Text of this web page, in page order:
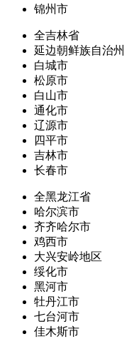
锦州市
全吉林省
延边朝鲜族自治州
白城市
松原市
白山市
通化市
辽源市
四平市
吉林市
长春市
全黑龙江省
哈尔滨市
齐齐哈尔市
鸡西市
大兴安岭地区
绥化市
黑河市
牡丹江市
七台河市
佳木斯市